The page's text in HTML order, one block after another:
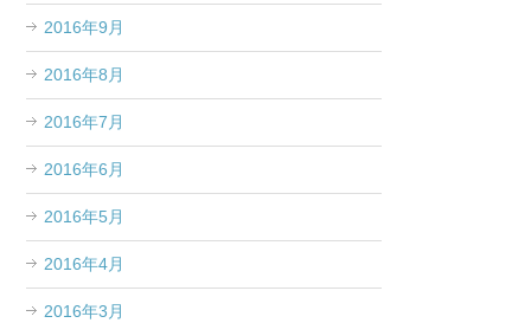
2016年9月
2016年8月
2016年7月
2016年6月
2016年5月
2016年4月
2016年3月